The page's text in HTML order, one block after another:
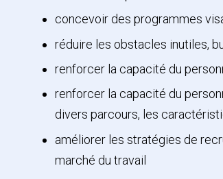
concevoir des programmes
réduire les obstacles inutiles,
renforcer la capacité du
renforcer la capacité du
divers parcours, les
améliorer les stratégies de
marché du travail